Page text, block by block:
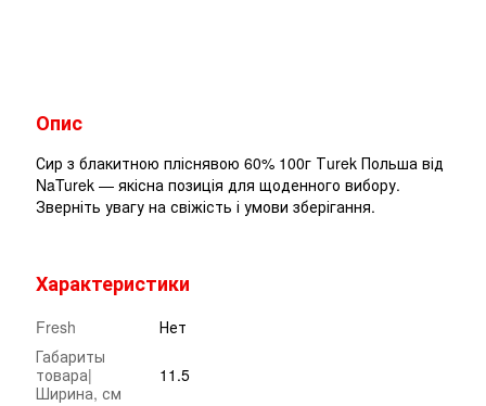
Опис
Сир з блакитною пліснявою 60% 100г Тurek Польша від
NaTurek — якісна позиція для щоденного вибору.
Зверніть увагу на свіжість і умови зберігання.
Характеристики
Fresh
Нет
Габариты
товара|
Ширина, см
11.5